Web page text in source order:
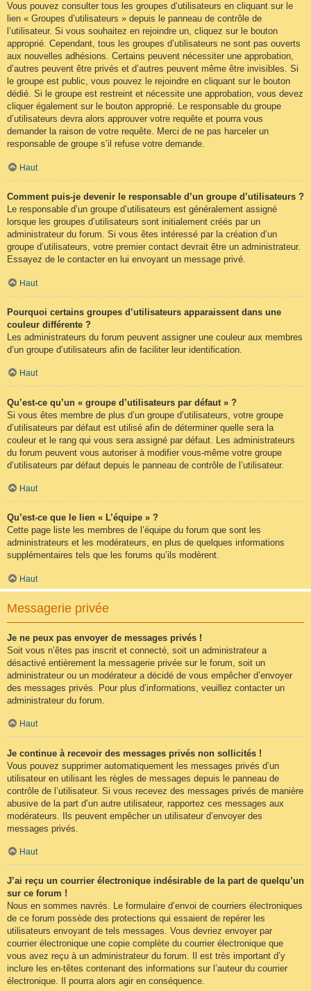
Vous pouvez consulter tous les groupes d’utilisateurs en cliquant sur le
lien « Groupes d’utilisateurs » depuis le panneau de contrôle de
l’utilisateur. Si vous souhaitez en rejoindre un, cliquez sur le bouton
approprié. Cependant, tous les groupes d’utilisateurs ne sont pas ouverts
aux nouvelles adhésions. Certains peuvent nécessiter une approbation,
d’autres peuvent être privés et d’autres peuvent même être invisibles. Si
le groupe est public, vous pouvez le rejoindre en cliquant sur le bouton
dédié. Si le groupe est restreint et nécessite une approbation, vous devez
cliquer également sur le bouton approprié. Le responsable du groupe
d’utilisateurs devra alors approuver votre requête et pourra vous
demander la raison de votre requête. Merci de ne pas harceler un
responsable de groupe s’il refuse votre demande.
Haut
Comment puis-je devenir le responsable d’un groupe d’utilisateurs ?
Le responsable d’un groupe d’utilisateurs est généralement assigné
lorsque les groupes d’utilisateurs sont initialement créés par un
administrateur du forum. Si vous êtes intéressé par la création d’un
groupe d’utilisateurs, votre premier contact devrait être un administrateur.
Essayez de le contacter en lui envoyant un message privé.
Haut
Pourquoi certains groupes d’utilisateurs apparaissent dans une
couleur différente ?
Les administrateurs du forum peuvent assigner une couleur aux membres
d’un groupe d’utilisateurs afin de faciliter leur identification.
Haut
Qu’est-ce qu’un « groupe d’utilisateurs par défaut » ?
Si vous êtes membre de plus d’un groupe d’utilisateurs, votre groupe
d’utilisateurs par défaut est utilisé afin de déterminer quelle sera la
couleur et le rang qui vous sera assigné par défaut. Les administrateurs
du forum peuvent vous autoriser à modifier vous-même votre groupe
d’utilisateurs par défaut depuis le panneau de contrôle de l’utilisateur.
Haut
Qu’est-ce que le lien « L’équipe » ?
Cette page liste les membres de l’équipe du forum que sont les
administrateurs et les modérateurs, en plus de quelques informations
supplémentaires tels que les forums qu’ils modèrent.
Haut
Messagerie privée
Je ne peux pas envoyer de messages privés !
Soit vous n’êtes pas inscrit et connecté, soit un administrateur a
désactivé entièrement la messagerie privée sur le forum, soit un
administrateur ou un modérateur a décidé de vous empêcher d’envoyer
des messages privés. Pour plus d’informations, veuillez contacter un
administrateur du forum.
Haut
Je continue à recevoir des messages privés non sollicités !
Vous pouvez supprimer automatiquement les messages privés d’un
utilisateur en utilisant les règles de messages depuis le panneau de
contrôle de l’utilisateur. Si vous recevez des messages privés de manière
abusive de la part d’un autre utilisateur, rapportez ces messages aux
modérateurs. Ils peuvent empêcher un utilisateur d’envoyer des
messages privés.
Haut
J’ai reçu un courrier électronique indésirable de la part de quelqu’un
sur ce forum !
Nous en sommes navrés. Le formulaire d’envoi de courriers électroniques
de ce forum possède des protections qui essaient de repérer les
utilisateurs envoyant de tels messages. Vous devriez envoyer par
courrier électronique une copie complète du courrier électronique que
vous avez reçu à un administrateur du forum. Il est très important d’y
inclure les en-têtes contenant des informations sur l’auteur du courrier
électronique. Il pourra alors agir en conséquence.